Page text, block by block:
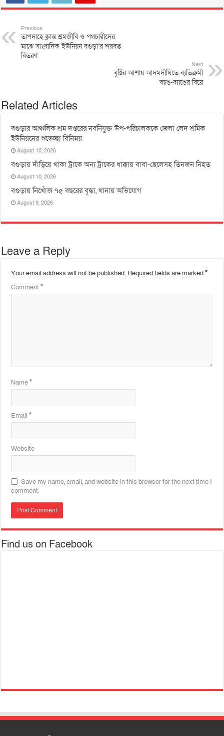
Previous
তাপদাহে ক্লান্ত শ্রমজীবি ও পথচারীদের
মাঝে সাংবাদিক ইউনিয়ন বগুড়া’র শরবত
বিতরণ
Next
বৃষ্টির আশায় আদমদীঘিতে ব্যতিক্রমী
ব্যাঙ-ব্যাঙের বিয়ে
Related Articles
বগুড়ার আঞ্চলিক শ্রম দপ্তরের নবনিযুক্ত উপ-পরিচালককে জেলা লেদ শ্রমিক
ইউনিয়নের শুভেচ্ছা বিনিময়
August 10, 2026
বগুড়ায় দাঁড়িয়ে থাকা ট্রাকে অন্য ট্রাকের ধাক্কায় বাবা-ছেলেসহ তিনজন নিহত
August 10, 2026
বগুড়ায় নিখোঁজ ৭৫ বছরের বৃদ্ধা, থানায় অভিযোগ
August 9, 2026
Leave a Reply
Your email address will not be published. Required fields are marked*
Comment*
Name*
Email*
Website
Save my name, email, and website in this browser for the next time I
comment.
Find us on Facebook